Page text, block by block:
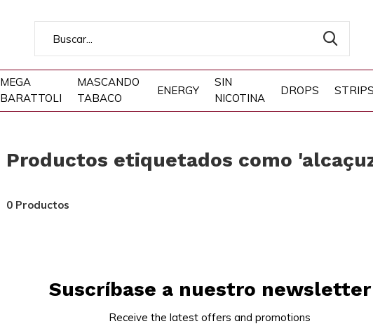
MEGA
BARATTOLI
MASCANDO
TABACO
ENERGY
SIN
NICOTINA
DROPS STRIPS
Productos etiquetados como
0 Productos
Suscríbase a nuestro newsletter
Receive the latest offers and promotions